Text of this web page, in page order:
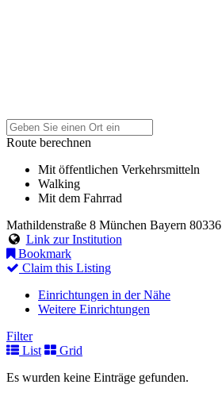
Route berechnen
Mit öffentlichen Verkehrsmitteln
Walking
Mit dem Fahrrad
Mathildenstraße 8 München Bayern 80336
Link zur Institution
Bookmark
Claim this Listing
Einrichtungen in der Nähe
Weitere Einrichtungen
Filter
List
Grid
Es wurden keine Einträge gefunden.